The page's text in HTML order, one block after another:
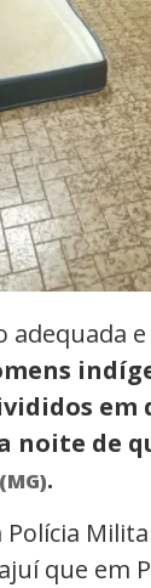
adequada
em
noite de
.
Polícia
que em